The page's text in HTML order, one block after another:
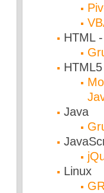
HTML
HTML5
Java
Linux